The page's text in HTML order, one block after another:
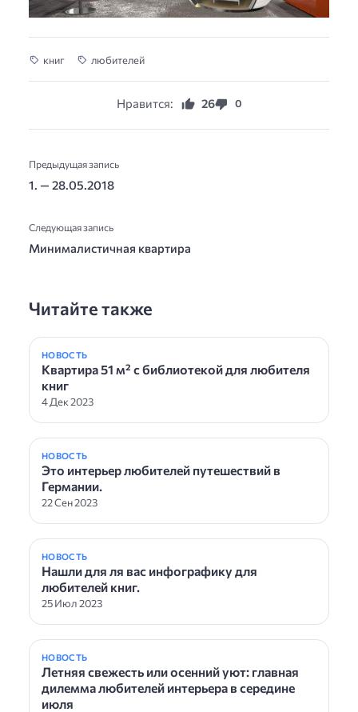
книг любителей
Нравится: 26 0
Предыдущая запись
1. — 28.05.2018
Следующая запись
Минималистичная квартира
Читайте также
НОВОСТЬ
Квартира 51 м² с библиотекой для любителя
книг
4 Дек 2023
НОВОСТЬ
Это интерьер любителей путешествий в
Германии.
22 Сен 2023
НОВОСТЬ
Нашли для ля вас инфографику для
любителей книг.
25 Июл 2023
НОВОСТЬ
Летняя свежесть или осенний уют: главная
дилемма любителей интерьера в середине
июля